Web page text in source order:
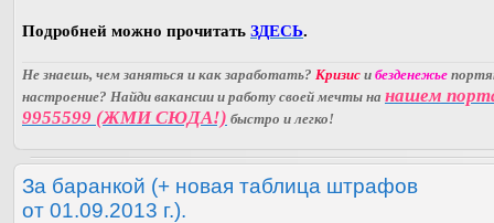
Подробней можно прочитать ЗДЕСЬ.
Не знаешь, чем заняться и как заработать? Кризис и безденежье
настроение? Найди вакансии и работу своей мечты на нашем
9955599 (ЖМИ СЮДА!) быстро и легко!
За баранкой (+ новая таблица штрафов
от 01.09.2013 г.).